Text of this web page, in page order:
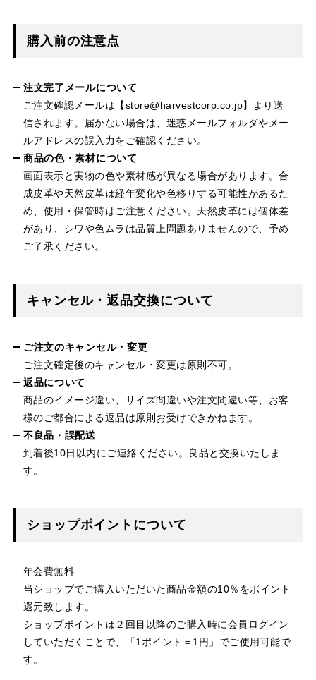
購入前の注意点
注文完了メールについて
ご注文確認メールは【store@harvestcorp.co.jp】より送
信されます。届かない場合は、迷惑メールフォルダやメー
ルアドレスの誤入力をご確認ください。
商品の色・素材について
画面表示と実物の色や素材感が異なる場合があります。合
成皮革や天然皮革は経年変化や色移りする可能性があるた
め、使用・保管時はご注意ください。天然皮革には個体差
があり、シワや色ムラは品質上問題ありませんので、予め
ご了承ください。
キャンセル・返品交換について
ご注文のキャンセル・変更
ご注文確定後のキャンセル・変更は原則不可。
返品について
商品のイメージ違い、サイズ間違いや注文間違い等、お客
様のご都合による返品は原則お受けできかねます。
不良品・誤配送
到着後10日以内にご連絡ください。良品と交換いたしま
す。
ショップポイントについて
年会費無料
当ショップでご購入いただいた商品金額の10％をポイント
還元致します。
ショップポイントは２回目以降のご購入時に会員ログイン
していただくことで、「1ポイント＝1円」でご使用可能で
す。